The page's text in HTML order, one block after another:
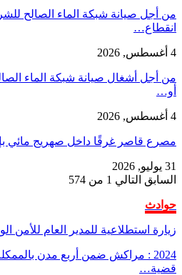
من أجل صيانة شبكة الماء الصالح
انقطاع…
4 أغسطس, 2026
من أجل أشغال صيانة شبكة الماء
أو…
4 أغسطس, 2026
مصرع قاصر غرقًا داخل صهريج مائي
31 يوليو, 2026
السابق التالي 1 من 574
حوادث
زيارة استطلاعية للمدير العام للأمن
قضية…